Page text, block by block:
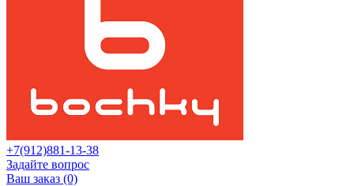
+7(912)881-13-38
Задайте вопрос
Ваш заказ (0)